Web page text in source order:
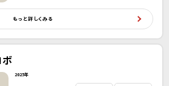
もっと詳しくみる
2025年